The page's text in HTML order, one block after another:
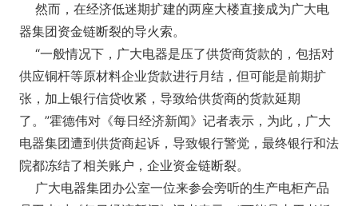
然而，在经济低迷期扩建的两座大楼直接成为广大电
器集团资金链断裂的导火索。
“一般情况下，广大电器是压了供货商货款的，包括对
供应铜杆等原材料企业货款进行月结，但可能是前期扩
张，加上银行信贷收紧，导致给供货商的货款延期
了。”霍德伟对《每日经济新闻》记者表示，为此，广大
电器集团遭到供货商起诉，导致银行警觉，最终银行和法
院都冻结了相关账户，企业资金链断裂。
广大电器集团办公室一位来参会旁听的生产电柜产品